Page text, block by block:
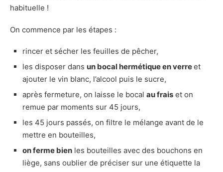
habituelle !
On commence par les étapes :
rincer et sécher les feuilles de pêcher,
les disposer dans un bocal hermétique en verreet
ajouter le vin blanc, l’alcool puis le sucre,
après fermeture, on laisse le bocal au frais et on
remue par moments sur 45 jours,
les 45 jours passés, on filtre le mélange avant de le
mettre en bouteilles,
on ferme bien les bouteilles avec des bouchons en
liège, sans oublier de préciser sur une étiquette la